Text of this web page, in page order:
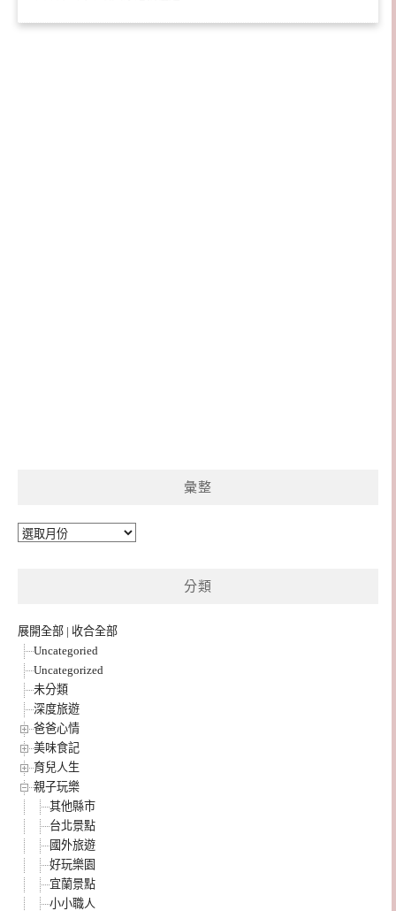
彙整
彙
分類
展開全部 | 收合全部
Uncategoried
Uncategorized
未分類
深度旅遊
爸爸心情
美味食記
育兒人生
親子玩樂
其他縣市
台北景點
國外旅遊
好玩樂園
宜蘭景點
小小職人